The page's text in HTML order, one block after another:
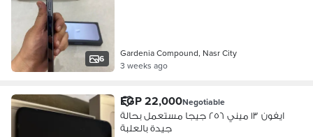
6
Gardenia Compound, Nasr City
3 weeks ago
EGP 22,000Negotiable
ايفون ١٣ ميني ٢٥٦ جيجا مستعمل بحالة
جيدة بالعلبة